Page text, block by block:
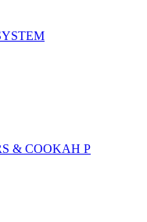
& COOKAH P